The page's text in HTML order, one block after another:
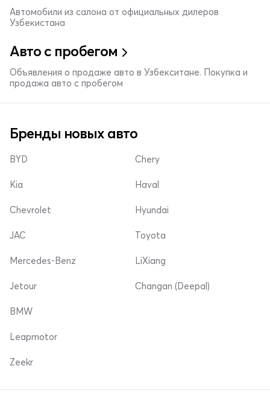
Автомобили из салона от официальных дилеров
Узбекистана
Авто с пробегом
Объявления о продаже авто в Узбекситане. Покупка и
продажа авто с пробегом
Бренды новых авто
BYD
Kia
Chevrolet
Chery
Haval
Hyundai
JAC
Mercedes-Benz
Jetour
Toyota
LiXiang
Changan (Deepal)
BMW
Leapmotor
Zeekr